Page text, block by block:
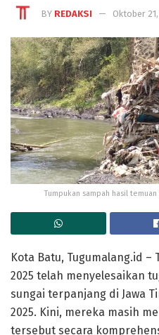
BY REDAKSI Oktober
Tumpukan sampah hasil
Kota Batu, Tugumalang.id –
2025 telah menyelesaikan
sungai terpanjang di Jawa
2025. Kini, mereka masih
tersebut secara